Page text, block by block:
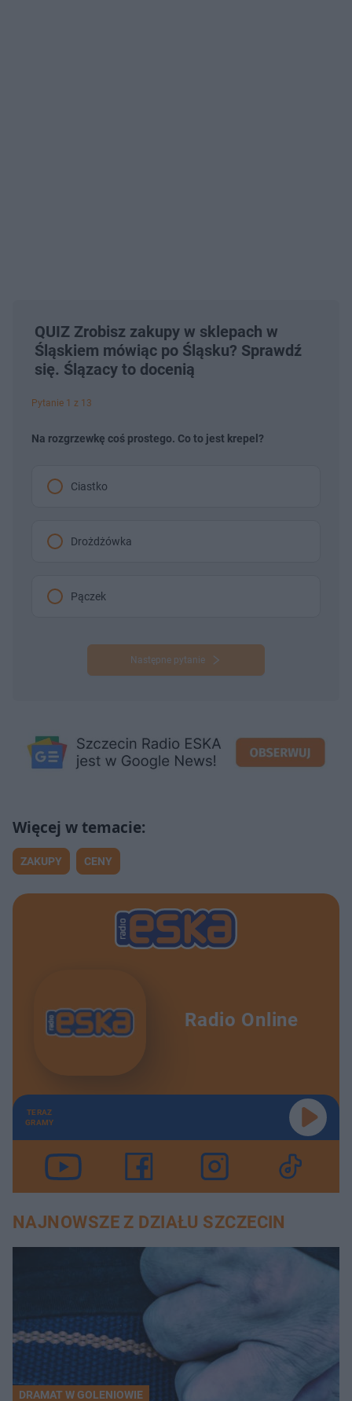
QUIZ Zrobisz zakupy w sklepach w
Śląskiem mówiąc po Śląsku? Sprawdź
się. Ślązacy to docenią
Pytanie 1 z 13
Na rozgrzewkę coś prostego. Co to jest krepel?
Ciastko
Drożdżówka
Pączek
Następne pytanie
ZAKUPY CENY
Radio Online
TERAZ
GRAMY
NAJNOWSZE Z DZIAŁU SZCZECIN
DRAMAT W GOLENIOWIE